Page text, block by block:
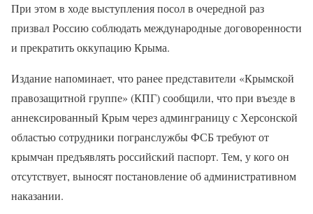
При этом в ходе выступления посол в очередной раз
призвал Россию соблюдать международные договоренности
и прекратить оккупацию Крыма.
Издание напоминает, что ранее представители «Крымской
правозащитной группе» (КПГ) сообщили, что при въезде в
аннексированный Крым через админграницу с Херсонской
областью сотрудники погранслужбы ФСБ требуют от
крымчан предъявлять российский паспорт. Тем, у кого он
отсутствует, выносят постановление об административном
наказании.